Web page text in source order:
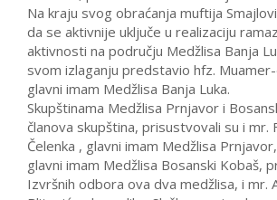
Na kraju svog obraćanja muftija
da se aktivnije uključe u realizaciju
aktivnosti na području Medžlisa Banja
svom izlaganju predstavio hfz.
glavni imam Medžlisa Banja Luka.
Skupštinama Medžlisa Prnjavor i
članova skupština, prisustvovali su i mr.
Čelenka , glavni imam Medžlisa
glavni imam Medžlisa Bosanski Kobaš,
Izvršnih odbora ova dva medžlisa, i mr.